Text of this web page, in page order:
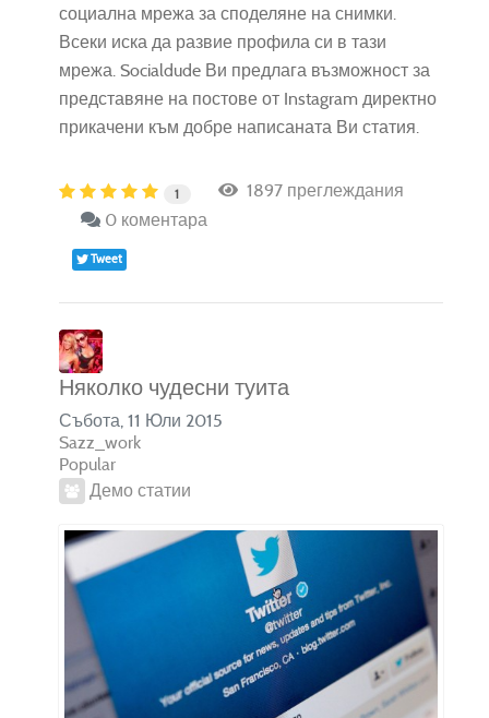
социална мрежа за споделяне на снимки.
Всеки иска да развие профила си в тази
мрежа. Socialdude Ви предлага възможност за
представяне на постове от Instagram директно
прикачени към добре написаната Ви статия.
1
1897 преглеждания
0 коментара
Tweet
Няколко чудесни туита
Събота, 11 Юли 2015
Sazz_work
Popular
Демо статии